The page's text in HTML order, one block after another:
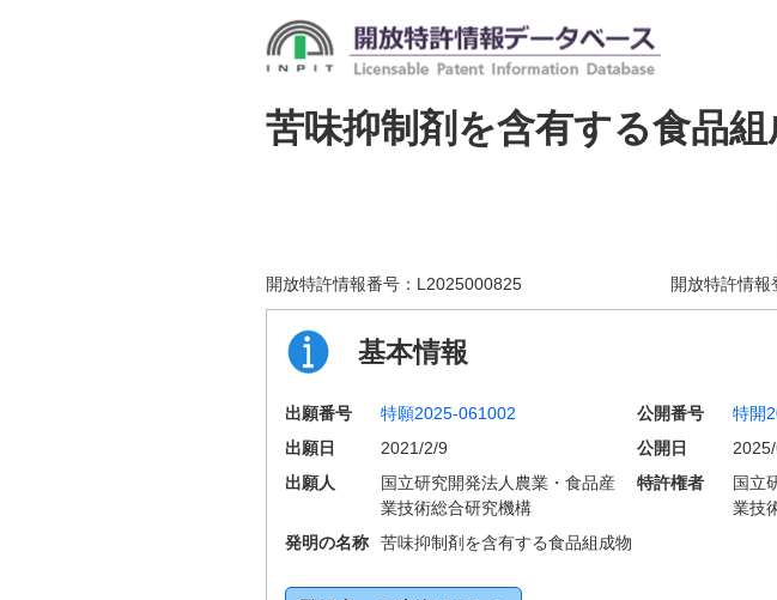
苦味抑制剤を含有する食品組
開放特許情報番号： L2025000825 開放特許情報
基本情報
出願番号 特願2025-061002 公開番号 特開
出願日
2021/2/9 公開日
出願人
国立研究開発法人農業・食品産
業技術総合研究機構
特許権者
国立
業技
発明の名称 苦味抑制剤を含有する食品組成物